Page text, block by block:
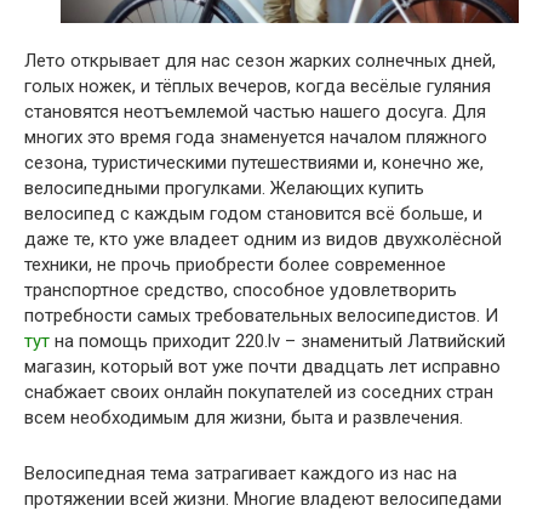
Лето открывает для нас сезон жарких солнечных дней,
голых ножек, и тёплых вечеров, когда весёлые гуляния
становятся неотъемлемой частью нашего досуга. Для
многих это время года знаменуется началом пляжного
сезона, туристическими путешествиями и, конечно же,
велосипедными прогулками. Желающих купить
велосипед с каждым годом становится всё больше, и
даже те, кто уже владеет одним из видов двухколёсной
техники, не прочь приобрести более современное
транспортное средство, способное удовлетворить
потребности самых требовательных велосипедистов. И
тут на помощь приходит 220.lv – знаменитый Латвийский
магазин, который вот уже почти двадцать лет исправно
снабжает своих онлайн покупателей из соседних стран
всем необходимым для жизни, быта и развлечения.
Велосипедная тема затрагивает каждого из нас на
протяжении всей жизни. Многие владеют велосипедами